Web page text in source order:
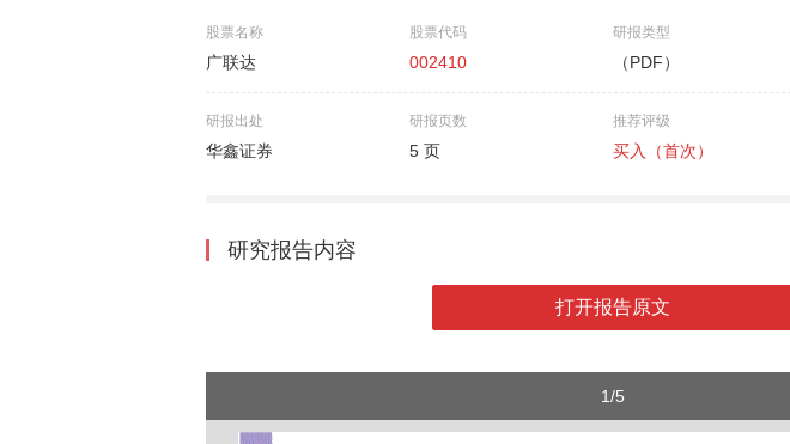
股票名称
广联达
股票代码
002410
研报类型
（PDF）
研报出处
华鑫证券
研报页数
5 页
推荐评级
买入（首次）
研究报告内容
打开报告原文
1/5